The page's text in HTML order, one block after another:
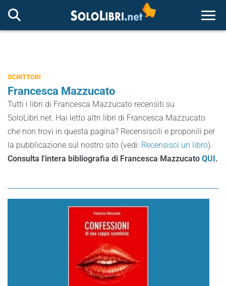
SCRITTORI
Francesca Mazzucato
Tutti i libri di Francesca Mazzucato recensiti su
SoloLibri.net. Hai letto altri libri di Francesca Mazzucato
che non trovi in questa pagina? Recensiscili e proponili per
la pubblicazione sul nostro sito (vedi: Recensisci un libro).
Consulta l'intera bibliografia di Francesca Mazzucato QUI.